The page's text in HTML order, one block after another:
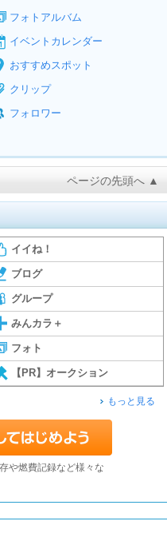
フォトアルバム
イベントカレンダー
おすすめスポット
クリップ
フォロワー
ページの先頭へ ▲
イイね！
ブログ
グループ
みんカラ＋
フォト
【PR】オークション
もっと見る
や燃費記録など様々な